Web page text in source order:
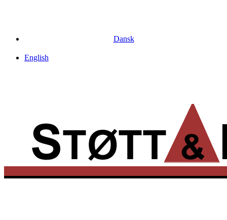
Dansk
English